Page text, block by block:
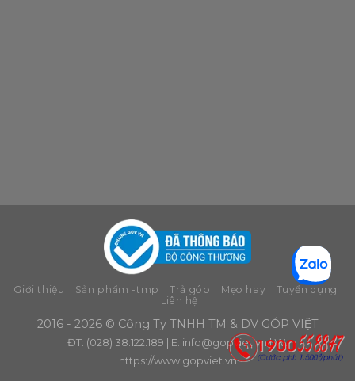
Giới thiệu Sản phẩm -tmp Trả góp Mẹo hay
Tuyển dụng
Liên hệ
2016 - 2026 © Công Ty TNHH TM & DV GÓP VIỆT
ĐT: (028) 38.122.189 | E: info@gopviet.vn| W:
https://www.gopviet.vn